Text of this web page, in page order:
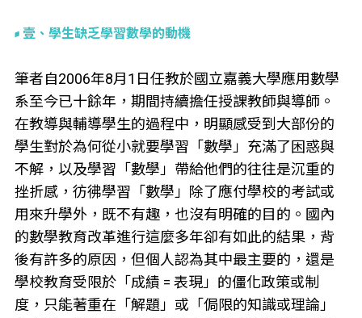
壹、學生缺乏學習數學的動機
筆者自2006年8月1日任教於國立嘉義大學應用數學
系至今已十餘年，期間持續擔任授課教師與導師。
在教導與輔導學生的過程中，明顯感受到大部份的
學生對於為何從小就要學習「數學」充滿了困惑與
不解，以及學習「數學」帶給他們的往往是沉重的
挫折感，彷彿學習「數學」除了應付學校的考試或
用來升學外，既不有趣，也沒有明確的目的。國內
的數學教育改革進行這麼多年卻有如此的結果，背
後有許多的原因，但個人認為其中最主要的，還是
學校教育受限於「成績 = 表現」的僵化政策或制
度，只能著重在「解題」或「侷限的知識或理論」